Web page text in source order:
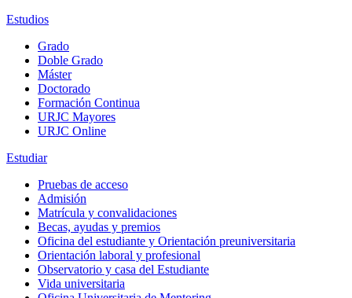
Estudios
Grado
Doble Grado
Máster
Doctorado
Formación Continua
URJC Mayores
URJC Online
Estudiar
Pruebas de acceso
Admisión
Matrícula y convalidaciones
Becas, ayudas y premios
Oficina del estudiante y Orientación preuniversitaria
Orientación laboral y profesional
Observatorio y casa del Estudiante
Vida universitaria